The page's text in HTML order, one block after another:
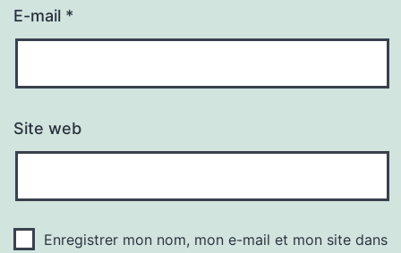
E-mail *
Site web
Enregistrer mon nom, mon e-mail et mon site dans